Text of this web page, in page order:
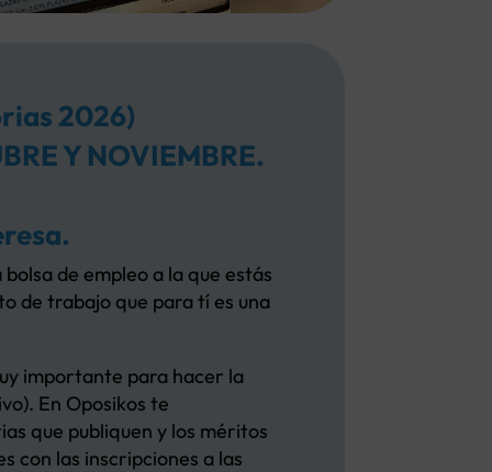
2026)
Y NOVIEMBRE.
de empleo a la que estás
de trabajo que para tí es una
importante para hacer la
En Oposikos te
que publiquen y los méritos
con las inscripciones a las